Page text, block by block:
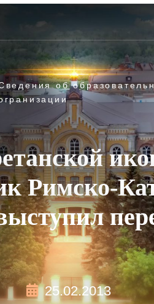
об
Римско-
25.02.2013